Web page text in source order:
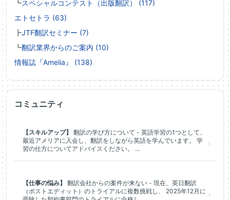
┗スペシャルコンテスト（出版翻訳） (117)
エトセトラ (63)
┣JTF翻訳セミナー (7)
┗翻訳業界からのご案内 (10)
情報誌『Amelia』 (138)
コミュニティ
【スキルアップ】
翻訳の学び方について - 英語学習の1つとして、
最近アメリアに入会し、翻訳をしながら英語を学んでいます。 学
習の仕方についてアドバイスください。 ...
【仕事の悩み】
翻訳会社からの案件が来ない - 現在、英日翻訳
（ポストエディット）のトライアルに複数挑戦し、 2025年12月に